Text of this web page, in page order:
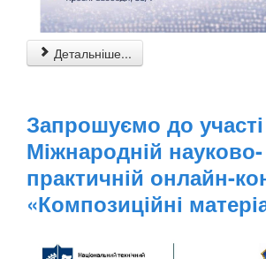
Детальніше...
Запрошуємо до
Міжнародній науково-
практичній онлайн-
«Композиційні